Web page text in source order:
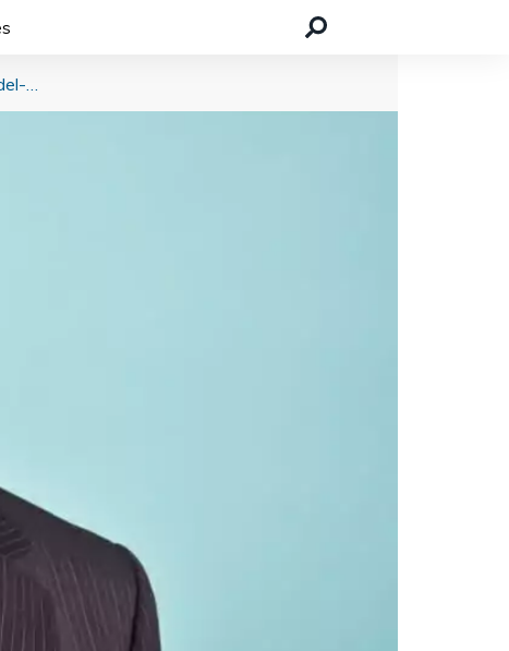
Interview mit Oliver Moritz von der Schauspieler- und Model-Agentur starboxx